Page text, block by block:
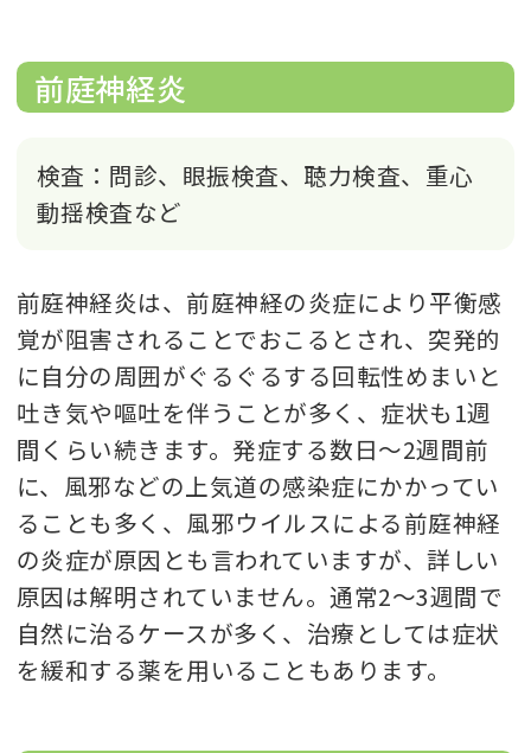
前庭神経炎
検査：問診、眼振検査、聴力検査、重心
動揺検査など
前庭神経炎は、前庭神経の炎症により平衡感
覚が阻害されることでおこるとされ、突発的
に自分の周囲がぐるぐるする回転性めまいと
吐き気や嘔吐を伴うことが多く、症状も1週
間くらい続きます。発症する数日～2週間前
に、風邪などの上気道の感染症にかかってい
ることも多く、風邪ウイルスによる前庭神経
の炎症が原因とも言われていますが、詳しい
原因は解明されていません。通常2～3週間で
自然に治るケースが多く、治療としては症状
を緩和する薬を用いることもあります。